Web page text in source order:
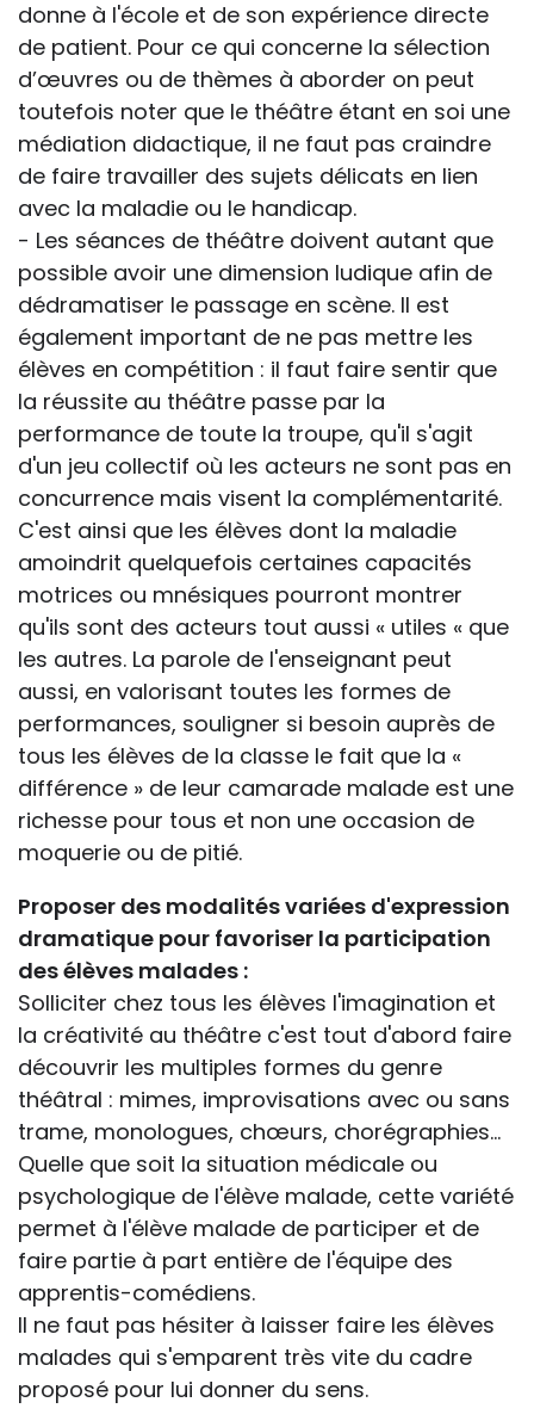
donne à l'école et de son expérience directe
de patient. Pour ce qui concerne la sélection
d’œuvres ou de thèmes à aborder on peut
toutefois noter que le théâtre étant en soi une
médiation didactique, il ne faut pas craindre
de faire travailler des sujets délicats en lien
avec la maladie ou le handicap.
- Les séances de théâtre doivent autant que
possible avoir une dimension ludique afin de
dédramatiser le passage en scène. Il est
également important de ne pas mettre les
élèves en compétition : il faut faire sentir que
la réussite au théâtre passe par la
performance de toute la troupe, qu'il s'agit
d'un jeu collectif où les acteurs ne sont pas en
concurrence mais visent la complémentarité.
C'est ainsi que les élèves dont la maladie
amoindrit quelquefois certaines capacités
motrices ou mnésiques pourront montrer
qu'ils sont des acteurs tout aussi « utiles « que
les autres. La parole de l'enseignant peut
aussi, en valorisant toutes les formes de
performances, souligner si besoin auprès de
tous les élèves de la classe le fait que la «
différence » de leur camarade malade est une
richesse pour tous et non une occasion de
moquerie ou de pitié.
Proposer des modalités variées d'expression
dramatique pour favoriser la participation
des élèves malades :
Solliciter chez tous les élèves l'imagination et
la créativité au théâtre c'est tout d'abord faire
découvrir les multiples formes du genre
théâtral : mimes, improvisations avec ou sans
trame, monologues, chœurs, chorégraphies...
Quelle que soit la situation médicale ou
psychologique de l'élève malade, cette variété
permet à l'élève malade de participer et de
faire partie à part entière de l'équipe des
apprentis-comédiens.
Il ne faut pas hésiter à laisser faire les élèves
malades qui s'emparent très vite du cadre
proposé pour lui donner du sens.